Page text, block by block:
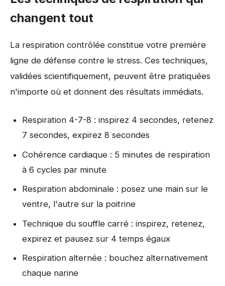
changent tout
La respiration contrôlée constitue votre première
ligne de défense contre le stress. Ces techniques,
validées scientifiquement, peuvent être pratiquées
n'importe où et donnent des résultats immédiats.
Respiration 4-7-8 : inspirez 4 secondes, retenez
7 secondes, expirez 8 secondes
Cohérence cardiaque : 5 minutes de respiration
à 6 cycles par minute
Respiration abdominale : posez une main sur le
ventre, l'autre sur la poitrine
Technique du souffle carré : inspirez, retenez,
expirez et pausez sur 4 temps égaux
Respiration alternée : bouchez alternativement
chaque narine